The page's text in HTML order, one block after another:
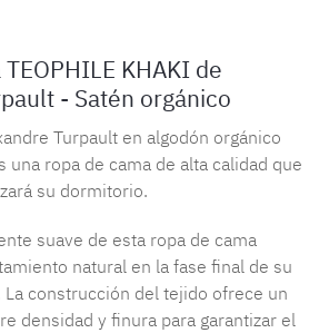
KHAKI de
- Satén orgánico
Turpault en algodón orgánico
una ropa de cama de alta calidad que
su dormitorio.
suave de esta ropa de cama
natural en la fase final de su
construcción del tejido ofrece un
densidad y finura para garantizar el